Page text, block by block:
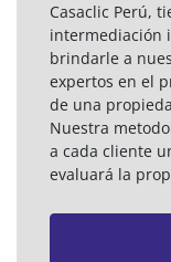
Casaclic Perú,
intermediación
brindarle a
expertos en el
de una
Nuestra
a cada cliente
evaluará la